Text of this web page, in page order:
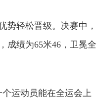
势轻松晋级。决赛中，
成绩为65米46，卫冕全
运动员能在全运会上